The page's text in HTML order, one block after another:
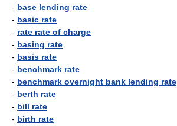
- base lending rate
- basic rate
- rate rate of charge
- basing rate
- basis rate
- benchmark rate
- benchmark overnight bank lending rate
- berth rate
- bill rate
- birth rate